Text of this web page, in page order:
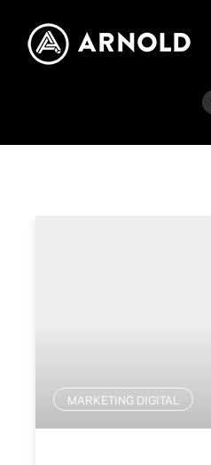
MARKETING DIGITAL